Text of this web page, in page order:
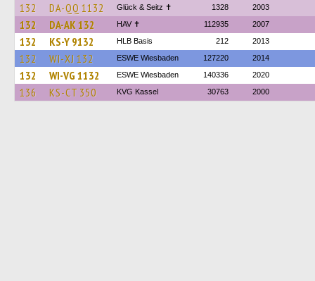
132 DA-QQ 1132 Glück & Seitz ✝ 1328 2003
132 DA-AK 132 HAV ✝ 112935 2007
132 KS-Y 9132 HLB Basis 212 2013
132 WI-XJ 132 ESWE Wiesbaden 127220 2014
132 WI-VG 1132 ESWE Wiesbaden 140336 2020
136 KS-CT 350 KVG Kassel 30763 2000